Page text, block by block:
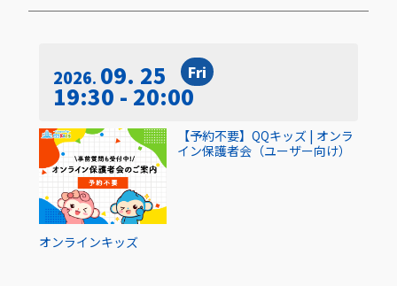
2026 09. 25 Fri
19:30 - 20:00
オンラインキッズ
【予約不要】QQキッズ | オンラ
イン保護者会（ユーザー向け）